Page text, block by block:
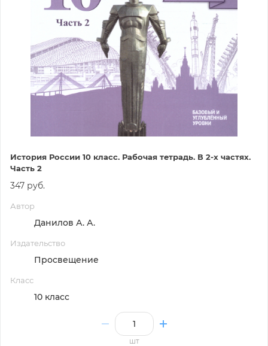
История России 10 класс. Рабочая тетрадь. В 2-х частях.
Часть 2
347 руб.
Автор
Данилов А. А.
Издательство
Просвещение
Класс
10 класс
шт